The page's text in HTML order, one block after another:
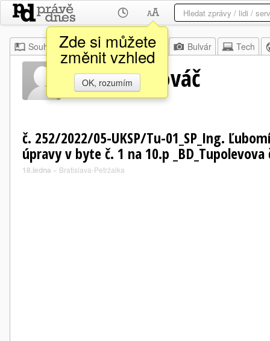
Zde si můžete
změnit vzhled
OK, rozumím
Souhrn Moje Z domova Bulvár Tech
Ľubomír Kováč
č. 252/2022/05-UKSP/Tu-01_SP_Ing.
úpravy v byte č. 1 na 10.p _BD_Tupolevova
18.ledna » Bratislava-Petržalka